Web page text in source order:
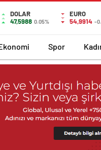
DOLAR
47,5988 0.05%
EURO
54,9914 -
Spor